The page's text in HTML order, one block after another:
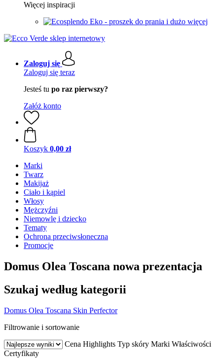
Więcej inspiracji
Eko - proszek do prania i dużo więcej
Zaloguj się
Zaloguj się teraz
Jesteś tu po raz pierwszy?
Załóż konto
Koszyk 0,00 zł
Marki
Twarz
Makijaż
Ciało i kąpiel
Włosy
Mężczyźni
Niemowlę i dziecko
Tematy
Ochrona przeciwsłoneczna
Promocje
Domus Olea Toscana nowa prezentacja
Szukaj według kategorii
Domus Olea Toscana Skin Perfector
Filtrowanie i sortowanie
Cena Highlights Typ skóry Marki Właściwości
Certyfikaty